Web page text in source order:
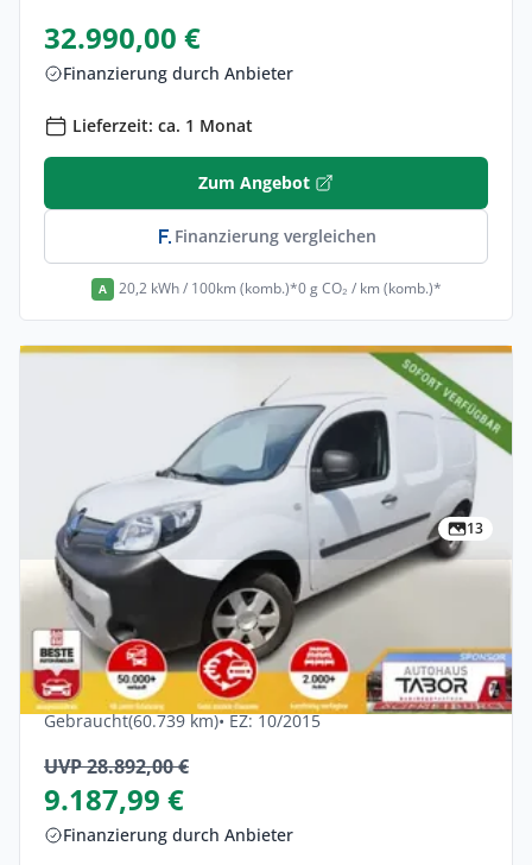
32.990,00 €
Finanzierung durch Anbieter
Lieferzeit: ca. 1 Monat
Zum Angebot
Finanzierung vergleichen
A 20,2 kWh / 100km (komb.)*0 g CO₂ / km (komb.)*
13
Privat
Renault Kangoo Z.E. 60 Maxi Kaufbatterie
2-S PDC Temp
Elektro • Automatik • 59 PS (44 kW)
Gebraucht(60.739 km)• EZ: 10/2015
UVP 28.892,00 €
9.187,99 €
Finanzierung durch Anbieter